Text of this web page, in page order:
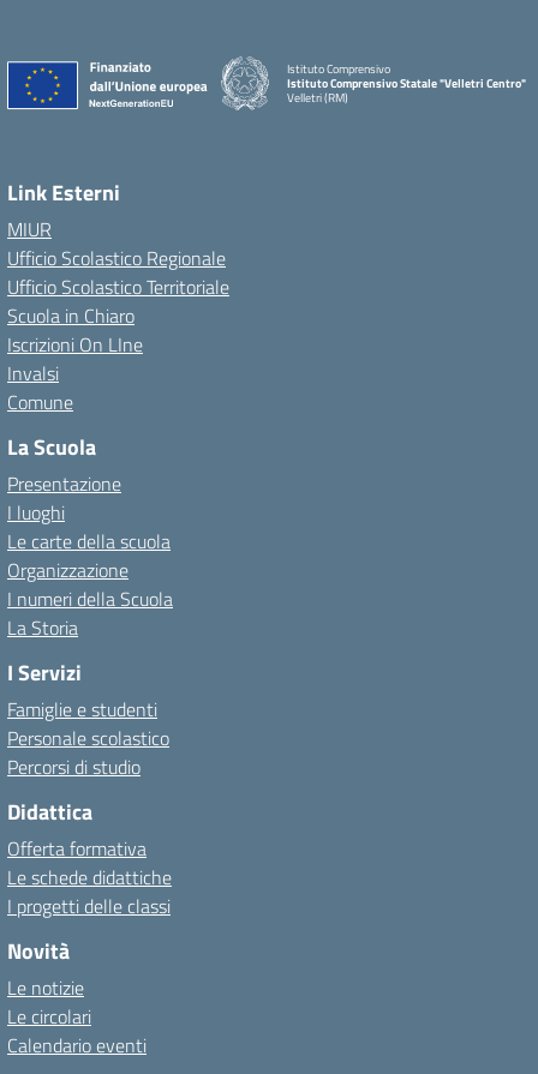
Istituto Comprensivo
Istituto Comprensivo Statale "Velletri Centro"
Velletri (RM)
Link Esterni
MIUR
Ufficio Scolastico Regionale
Ufficio Scolastico Territoriale
Scuola in Chiaro
Iscrizioni On LIne
Invalsi
Comune
La Scuola
Presentazione
I luoghi
Le carte della scuola
Organizzazione
I numeri della Scuola
La Storia
I Servizi
Famiglie e studenti
Personale scolastico
Percorsi di studio
Didattica
Offerta formativa
Le schede didattiche
I progetti delle classi
Novità
Le notizie
Le circolari
Calendario eventi